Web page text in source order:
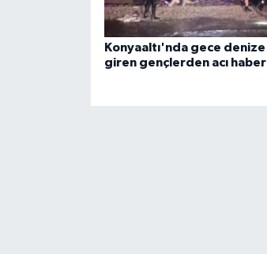
Konyaaltı'nda gece denize
giren gençlerden acı haber